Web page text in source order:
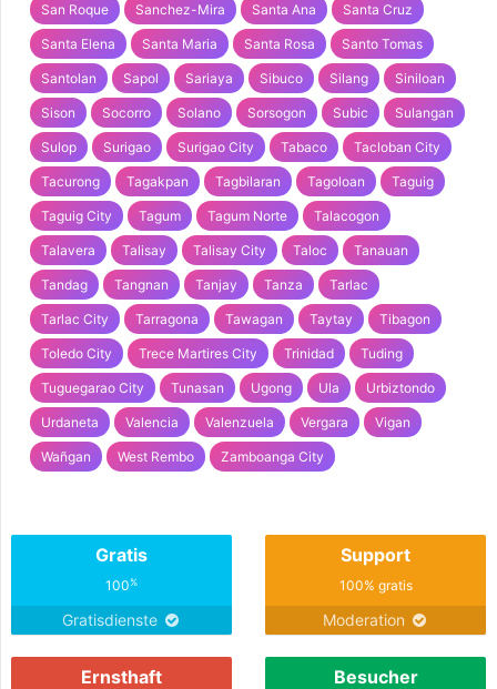
San Roque Sanchez-Mira Santa Ana Santa Cruz
Santa Elena Santa Maria Santa Rosa Santo Tomas
Santolan Sapol Sariaya Sibuco Silang Siniloan
Sison Socorro Solano Sorsogon Subic Sulangan
Sulop Surigao Surigao City Tabaco Tacloban City
Tacurong Tagakpan Tagbilaran Tagoloan Taguig
Taguig City Tagum Tagum Norte Talacogon
Talavera Talisay Talisay City Taloc Tanauan
Tandag Tangnan Tanjay Tanza Tarlac
Tarlac City Tarragona Tawagan Taytay Tibagon
Toledo City Trece Martires City Trinidad Tuding
Tuguegarao City Tunasan Ugong Ula Urbiztondo
Urdaneta Valencia Valenzuela Vergara Vigan
Wañgan West Rembo Zamboanga City
Gratis
100%
Gratisdienste
Support
100% gratis
Moderation
Ernsthaft Besucher